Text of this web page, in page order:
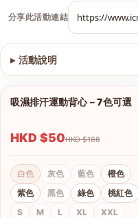
分享此活動連結
▸ 活動說明
1/9
查看圖片
吸濕排汗運動背心－7色可選
HKD $50 HKD $188
白色 灰色 藍色
橙色
紫色
黑色 綠色
桃紅色
S
M L XL XXL